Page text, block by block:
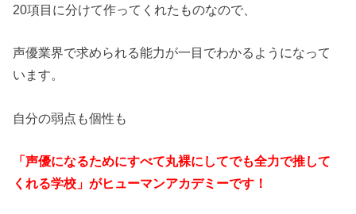
20項目に分けて作ってくれたものなので、
声優業界で求められる能力が一目でわかるようになって
います。
自分の弱点も個性も
「声優になるためにすべて丸裸にしてでも全力で推して
くれる学校」がヒューマンアカデミーです！